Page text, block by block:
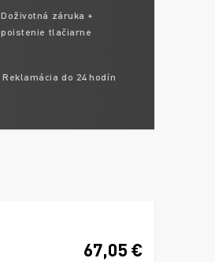
Doživotná záruka +
poistenie tlačiarne
Reklamácia do 24 hodín
67,05 €